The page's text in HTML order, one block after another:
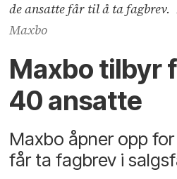
de ansatte får til å ta fagbrev.
Maxbo
Maxbo tilbyr
40 ansatte
Maxbo åpner opp
får ta fagbrev i